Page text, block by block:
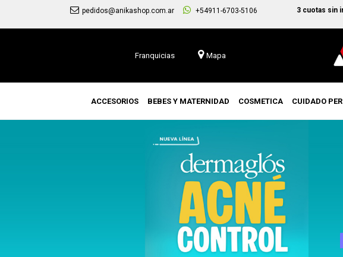
pedidos@anikashop.com.ar +54911-6703-51063 cuotas sin interés en
Franquicias Mapa
ACCESORIOS BEBES Y MATERNIDAD COSMETICA CUIDADO